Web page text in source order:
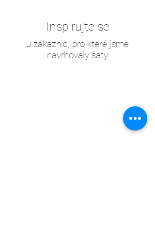
Inspirujte se
u zákaznic, pro které jsme
navrhovaly šaty